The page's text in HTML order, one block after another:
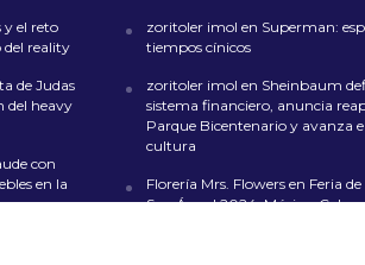
y el reto
del reality
de Judas
del heavy
con
en la
zoritoler imol en Superman:
tiempos cínicos
zoritoler imol en Sheinbaum
sistema financiero, anuncia
Parque Bicentenario y avanza
cultura
Florería Mrs. Flowers en Feria
San Ángel 2024: Música, Color